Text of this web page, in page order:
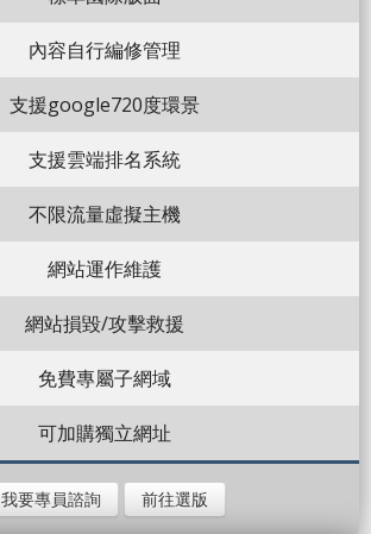
內容自行編修管理
支援google720度環景
支援雲端排名系統
不限流量虛擬主機
網站運作維護
網站損毀/攻擊救援
免費專屬子網域
可加購獨立網址
我要專員諮詢 前往選版